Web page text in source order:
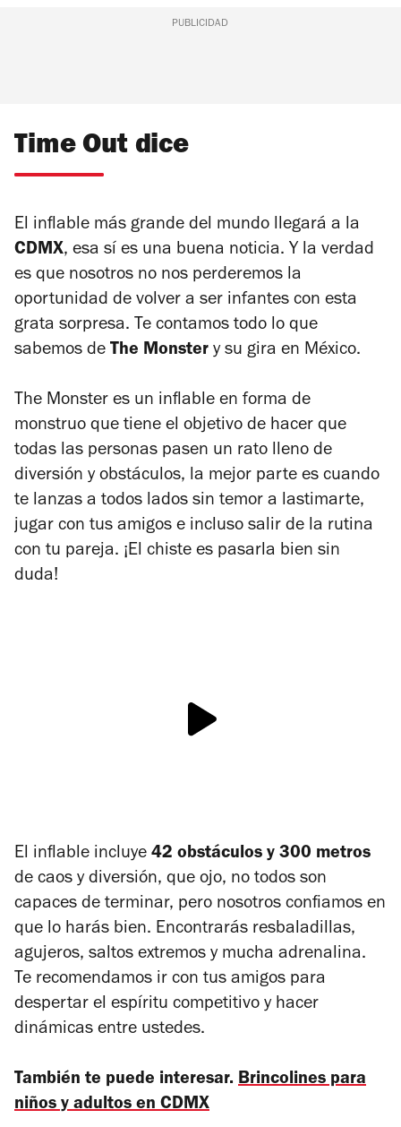
PUBLICIDAD
Time Out dice
El inflable más grande del mundo llegará a la
CDMX, esa sí es una buena noticia. Y la verdad
es que nosotros no nos perderemos la
oportunidad de volver a ser infantes con esta
grata sorpresa. Te contamos todo lo que
sabemos de The Monster y su gira en México.
The Monster es un inflable en forma de
monstruo que tiene el objetivo de hacer que
todas las personas pasen un rato lleno de
diversión y obstáculos, la mejor parte es cuando
te lanzas a todos lados sin temor a lastimarte,
jugar con tus amigos e incluso salir de la rutina
con tu pareja. ¡El chiste es pasarla bien sin
duda!
El inflable incluye 42 obstáculos y 300 metros
de caos y diversión, que ojo, no todos son
capaces de terminar, pero nosotros confiamos en
que lo harás bien. Encontrarás resbaladillas,
agujeros, saltos extremos y mucha adrenalina.
Te recomendamos ir con tus amigos para
despertar el espíritu competitivo y hacer
dinámicas entre ustedes.
También te puede interesar. Brincolines para
niños y adultos en CDMX